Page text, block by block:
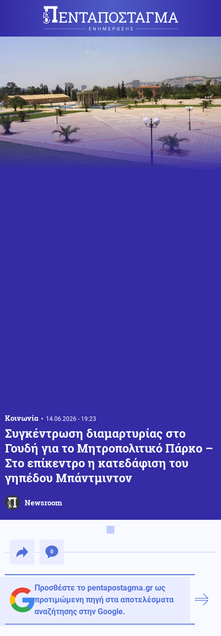
Κοινωνία 14.06.2026 - 19:23
Συγκέντρωση διαμαρτυρίας στο
Γουδή για το Μητροπολιτικό Πάρκο –
Στο επίκεντρο η κατεδάφιση του
γηπέδου Μπάντμιντον
Newsroom
0
Προσθέστε το pentapostagma.gr ως
προτιμώμενη πηγή στα αποτελέσματα
αναζήτησης στην Google.